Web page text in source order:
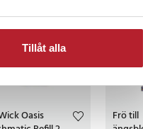
Tillåt alla
Oasis
Frö till